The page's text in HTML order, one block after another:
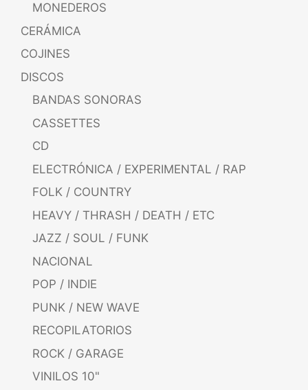
MONEDEROS
CERÁMICA
COJINES
DISCOS
BANDAS SONORAS
CASSETTES
CD
ELECTRÓNICA / EXPERIMENTAL / RAP
FOLK / COUNTRY
HEAVY / THRASH / DEATH / ETC
JAZZ / SOUL / FUNK
NACIONAL
POP / INDIE
PUNK / NEW WAVE
RECOPILATORIOS
ROCK / GARAGE
VINILOS 10"